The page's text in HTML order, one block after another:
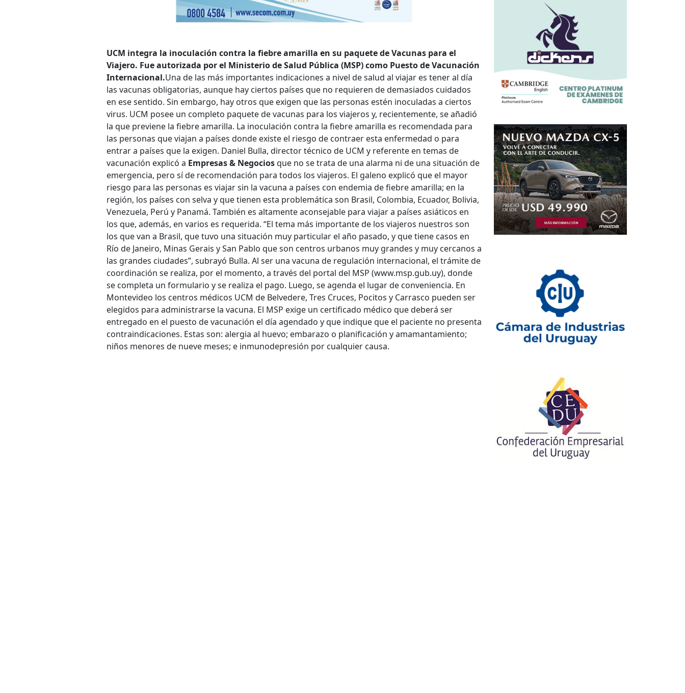
UCM integra la inoculación contra la fiebre amarilla en su paquete de Vacunas para el
Viajero. Fue autorizada por el Ministerio de Salud Pública (MSP) como Puesto de Vacunación
Internacional.Una de las más importantes indicaciones a nivel de salud al viajar es tener al día
las vacunas obligatorias, aunque hay ciertos países que no requieren de demasiados cuidados
en ese sentido. Sin embargo, hay otros que exigen que las personas estén inoculadas a ciertos
virus. UCM posee un completo paquete de vacunas para los viajeros y, recientemente, se añadió
la que previene la fiebre amarilla. La inoculación contra la fiebre amarilla es recomendada para
las personas que viajan a países donde existe el riesgo de contraer esta enfermedad o para
entrar a países que la exigen. Daniel Bulla, director técnico de UCM y referente en temas de
vacunación explicó a Empresas & Negociosque no se trata de una alarma ni de una situación de
emergencia, pero sí de recomendación para todos los viajeros. El galeno explicó que el mayor
riesgo para las personas es viajar sin la vacuna a países con endemia de fiebre amarilla; en la
región, los países con selva y que tienen esta problemática son Brasil, Colombia, Ecuador, Bolivia,
Venezuela, Perú y Panamá. También es altamente aconsejable para viajar a países asiáticos en
los que, además, en varios es requerida. “El tema más importante de los viajeros nuestros son
los que van a Brasil, que tuvo una situación muy particular el año pasado, y que tiene casos en
Río de Janeiro, Minas Gerais y San Pablo que son centros urbanos muy grandes y muy cercanos a
las grandes ciudades”, subrayó Bulla. Al ser una vacuna de regulación internacional, el trámite de
coordinación se realiza, por el momento, a través del portal del MSP (www.msp.gub.uy), donde
se completa un formulario y se realiza el pago. Luego, se agenda el lugar de conveniencia. En
Montevideo los centros médicos UCM de Belvedere, Tres Cruces, Pocitos y Carrasco pueden ser
elegidos para administrarse la vacuna. El MSP exige un certificado médico que deberá ser
entregado en el puesto de vacunación el día agendado y que indique que el paciente no presenta
contraindicaciones. Estas son: alergia al huevo; embarazo o planificación y amamantamiento;
niños menores de nueve meses; e inmunodepresión por cualquier causa.